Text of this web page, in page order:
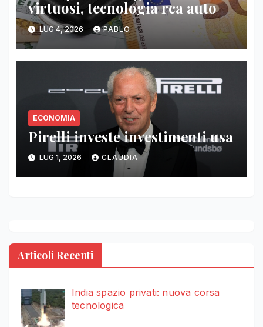
virtuosi, tecnologia rca auto
LUG 4, 2026 PABLO
ECONOMIA
Pirelli investe investimenti usa
LUG 1, 2026 CLAUDIA
Articoli Recenti
India spazio privati: nuova corsa
tecnologica